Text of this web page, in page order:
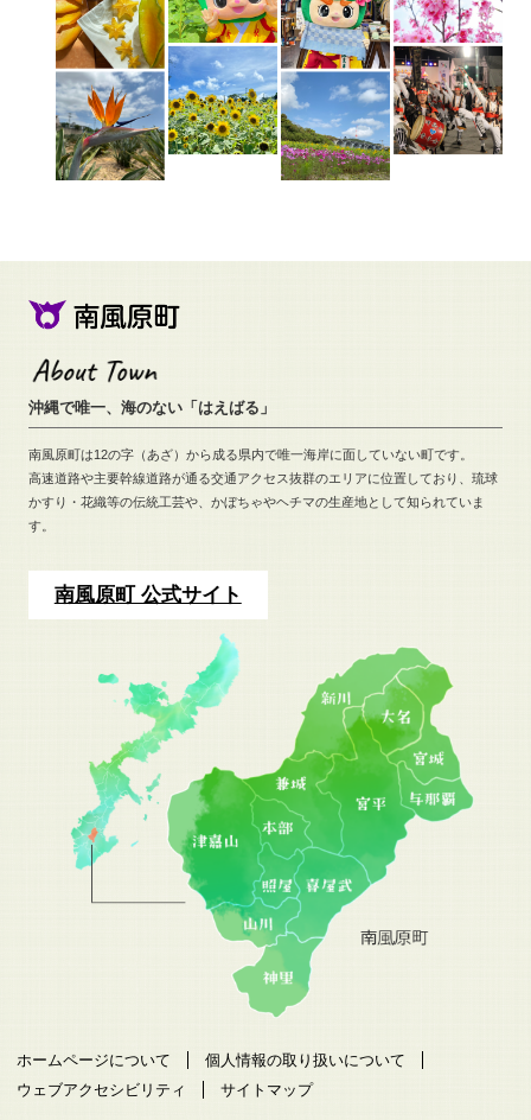
沖縄で唯一、海のない「はえばる」
南風原町は12の字（あざ）から成る県内で唯一海岸に面していない町です。
高速道路や主要幹線道路が通る交通アクセス抜群のエリアに位置しており、 琉球
かすり・花織等の伝統工芸や、 かぼちゃやヘチマの生産地として知られていま
す。
南風原町 公式サイト
ホームページについて
個人情報の取り扱いについて
ウェブアクセシビリティ
サイトマップ